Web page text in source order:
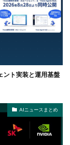
ント実装と運用基盤
AIニュースまとめ